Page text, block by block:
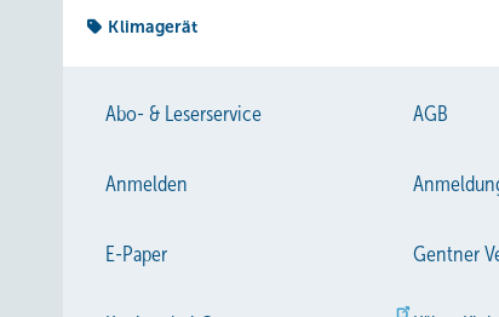
Klimagerät
Abo- & Leserservice AGB
Anmelden
E-Paper Gentner